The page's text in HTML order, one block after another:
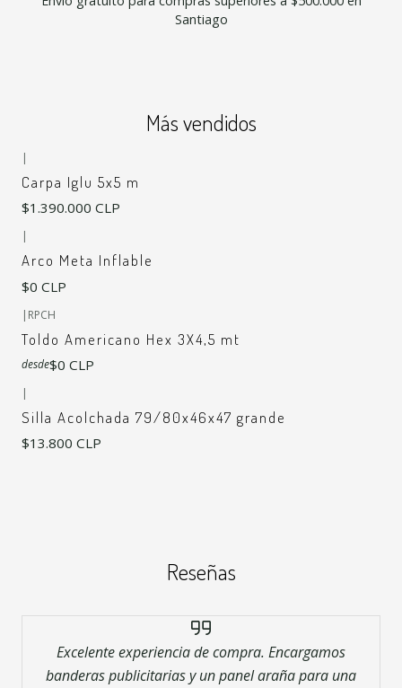
Santiago
Más vendidos
|
Carpa Iglu 5x5 m
$1.390.000 CLP
|
Arco Meta Inflable
$0 CLP
| RPCH
Toldo Americano Hex 3X4,5 mt
desde$0 CLP
|
Silla Acolchada 79/80x46x47 grande
$13.800 CLP
Reseñas
Excelente experiencia de compra. Encargamos
banderas publicitarias y un panel araña para una